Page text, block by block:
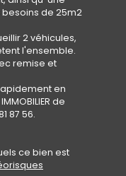
de 25m2
2 véhicules,
l'ensemble.
remise et
en
de
87 56.
ce bien est